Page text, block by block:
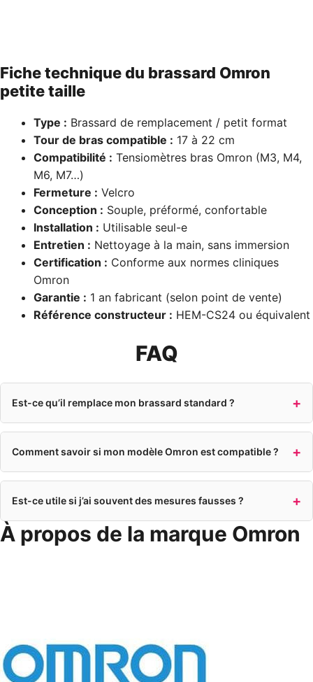
Fiche technique du brassard Omron
petite taille
Type : Brassard de remplacement / petit format
Tour de bras compatible : 17 à 22 cm
Compatibilité : Tensiomètres bras Omron (M3, M4,
M6, M7…)
Fermeture : Velcro
Conception : Souple, préformé, confortable
Installation : Utilisable seul-e
Entretien : Nettoyage à la main, sans immersion
Certification : Conforme aux normes cliniques
Omron
Garantie : 1 an fabricant (selon point de vente)
Référence constructeur : HEM-CS24 ou équivalent
FAQ
Est-ce qu’il remplace mon brassard standard ?
Comment savoir si mon modèle Omron est compatible ?
Est-ce utile si j’ai souvent des mesures fausses ?
À propos de la marque Omron